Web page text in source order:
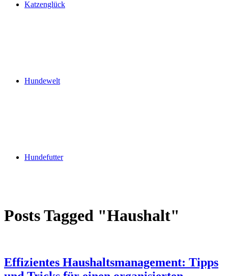
Katzenglück
Hundewelt
Hundefutter
Posts Tagged "Haushalt"
Effizientes Haushaltsmanagement: Tipps